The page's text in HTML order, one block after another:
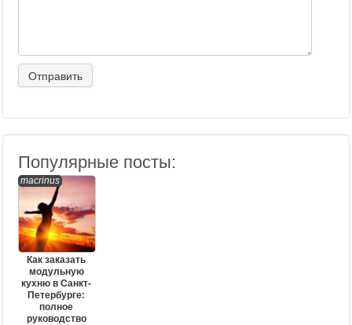
Популярные посты:
macrinus
Как заказать
модульную
кухню в Санкт-
Петербурге:
полное
руководство